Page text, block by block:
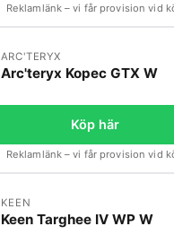
Reklamlänk – vi får provision vid
ARC'TERYX
Arc'teryx Kopec GTX W
Köp här
Reklamlänk – vi får provision vid
KEEN
Keen Targhee IV WP W